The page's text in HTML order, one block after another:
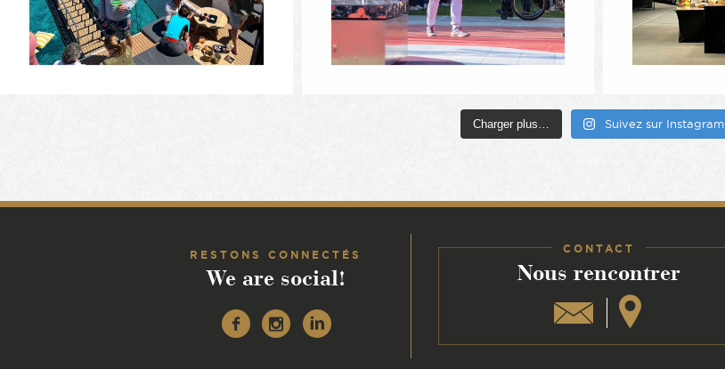
Charger plus… Suivez sur Instagram
RESTONS CONNECTÉS
We are social!
Instagram
Linkedin
CONTACT
Nous rencontrer